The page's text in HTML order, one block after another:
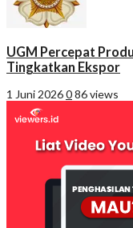
UGM Percepat
Tingkatkan Ekspor
1 Juni 2026086 views